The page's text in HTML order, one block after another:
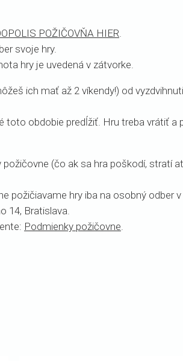
POŽIČOVŇA HIER.
svoje hry.
hry je uvedená v zátvorke.
ich mať až 2 víkendy!) od
toto obdobie predĺžiť. Hru treba vrátiť a
(čo ak sa hra poškodí, stratí
požičiavame hry iba na osobný odber
14, Bratislava.
Podmienky požičovne.